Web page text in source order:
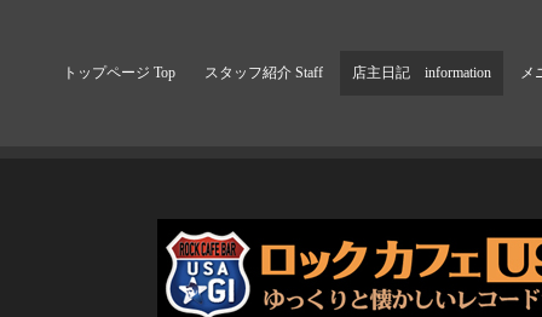
トップページ Top スタッフ紹介 Staff 店主日記 information メ